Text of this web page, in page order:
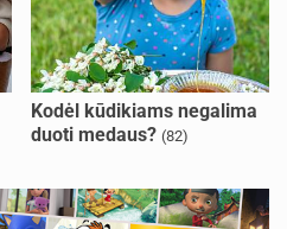
Kodėl kūdikiams negalima
duoti medaus? (82)